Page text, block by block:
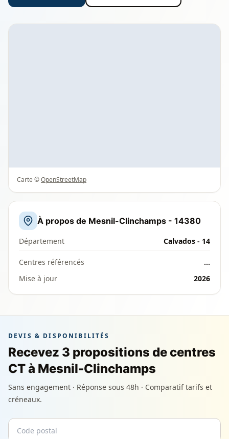
Carte ©OpenStreetMap
À propos de Mesnil-Clinchamps - 14380
Département Calvados - 14
Centres référencés
…
Mise à jour
2026
DEVIS & DISPONIBILITÉS
Recevez 3 propositions de centres
CT à Mesnil-Clinchamps
Sans engagement · Réponse sous 48h · Comparatif tarifs et
créneaux.
Code postal
Email